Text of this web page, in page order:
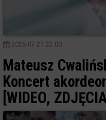
2026-07-21 22:00
Mateusz
Koncert
[WIDEO, ZDJĘCIA]